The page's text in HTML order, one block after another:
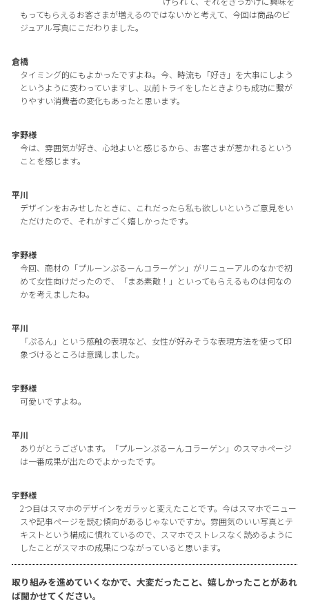
もってもらえるお客さまが増えるのではないかと考えて、今回は商品のビ
ジュアル写真にこだわりました。
倉橋
タイミング的にもよかったですよね。今、時流も「好き」を大事にしよう
というように変わっていますし、以前トライをしたときよりも成功に繋が
りやすい消費者の変化もあったと思います。
宇野様
今は、雰囲気が好き、心地よいと感じるから、お客さまが惹かれるという
ことを感じます。
平川
デザインをおみせしたときに、これだったら私も欲しいというご意見をい
ただけたので、それがすごく嬉しかったです。
宇野様
今回、商材の「プルーンぷるーんコラーゲン」がリニューアルのなかで初
めて女性向けだったので、「まあ素敵！」といってもらえるものは何なの
かを考えましたね。
平川
「ぷるん」という感触の表現など、女性が好みそうな表現方法を使って印
象づけるところは意識しました。
宇野様
可愛いですよね。
平川
ありがとうございます。「プルーンぷるーんコラーゲン」のスマホページ
は一番成果が出たのでよかったです。
宇野様
2つ目はスマホのデザインをガラッと変えたことです。今はスマホでニュー
スや記事ページを読む傾向があるじゃないですか。雰囲気のいい写真とテ
キストという構成に慣れているので、スマホでストレスなく読めるように
したことがスマホの成果につながっていると思います。
取り組みを進めていくなかで、大変だったこと、嬉しかったことがあれ
ば聞かせてください。